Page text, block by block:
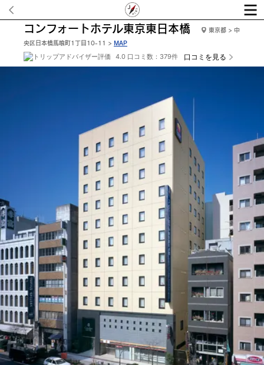
コンフォートホテル東京東日本橋 東京都 > 中
央区日本橋馬喰町1丁目10-11 > MAP
4.0 口コミ数：379件 口コミを見る
外観１